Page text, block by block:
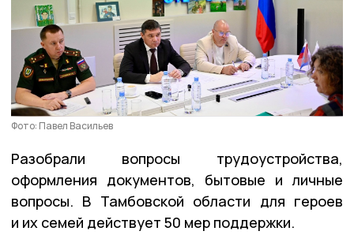
Фото: Павел Васильев
Разобрали вопросы трудоустройства,
оформления документов, бытовые и личные
вопросы. В Тамбовской области для героев
и их семей действует 50 мер поддержки.